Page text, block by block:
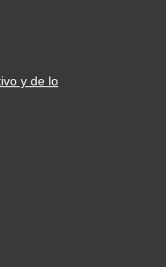
y de lo